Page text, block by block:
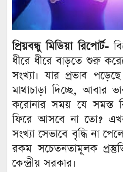
প্রিয়বন্ধু মিডিয়া রিপোর্ট-
ধীরে ধীরে বাড়তে শুরু
সংখ্যা। যার প্রভাব
মাথাচাড়া দিচ্ছে, আবার
করোনার সময় যে সমস্ত
ফিরে আসবে না তো?
সংখ্যা সেভাবে বৃদ্ধি না
রকম সচেতনতামূলক
কেন্দ্রীয় সরকার।